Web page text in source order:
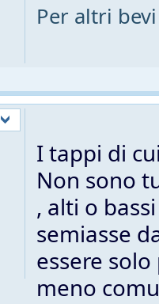
Per altri bevi
I tappi di
Non sono
, alti o
semiasse
essere
meno